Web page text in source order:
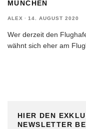
MÜNCHEN
ALEX · 14. AUGUST 2020
Wer derzeit den
wähnt sich eher am
HIER DEN
NEWSLETTER